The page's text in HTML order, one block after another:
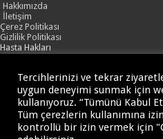
Hakkımızda
İletişim
Çerez Politikası
Gizlilik Politikası
Hasta Hakları
İçerikler yalnızca genel bilgilendirme
tedavi yerine geçmez.
Sağlık sorunlarınızla ilgili kesin tanı ve
uzmanlık alanındaki sağlık
Tercihlerinizi ve tekrar
uygun deneyimi sunmak için
kullanıyoruz. “Tümünü Kabul
Tüm çerezlerin kullanımına
kontrollü bir izin vermek için